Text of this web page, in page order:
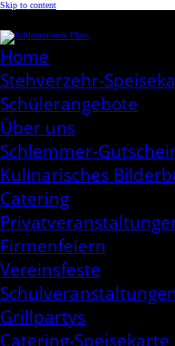
Skip to content
Home
Stehverzehr-
Schülerangebote
Über uns
Schlemmer-
Kulinarisches
Catering
Firmenfeiern
Vereinsfeste
Grillpartys
Catering-Speisekarte